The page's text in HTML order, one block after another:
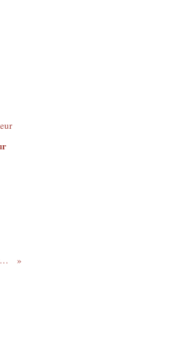
De l'art d'apprendre à respirer